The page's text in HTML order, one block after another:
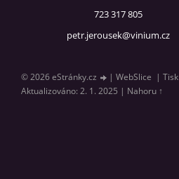
723 317 805
petr.jerousek@vinium.cz
© 2026 eStránky.cz | WebSlice | Tisk
Aktualizováno: 2. 1. 2025 | Nahoru ↑